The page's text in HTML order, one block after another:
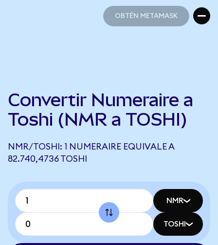
OBTÉN METAMASK
Convertir Numeraire a
Toshi (NMR a TOSHI)
NMR/TOSHI: 1 NUMERAIRE EQUIVALE A
82.740,4736 TOSHI
NMR
TOSHI